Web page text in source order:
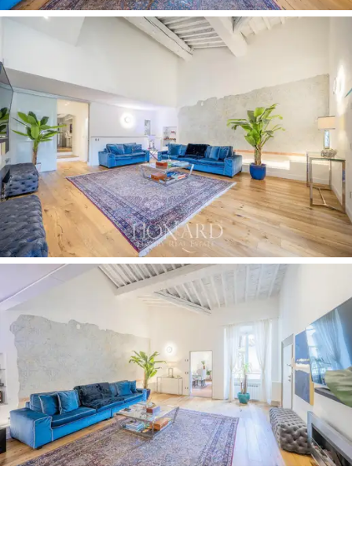
Sisäänkäynti avautuu suureen ja valoisaan
olohuoneeseen, jolle on ominaista korkea katto
puupalkeilla, parkettilattia ja näyttävä bioetanolitakka.
Taitavasti entisöity 1600-luvun freskorikastuttaa
tätä tilaa lisäämällä ripauksen eleganssia ja
hienostuneisuutta. Olohuonetta täydentää valoisa
ruokasali, jossa on tyylikkäästi kalustettu
terrakottalattia, josta pääsee työhuoneeseen, jossa on
monikäyttöinen parvi, joka sopii ihanteellisesti luku- tai
vierashuoneeksi. Sieltä kohtaat ensimmäisen kahden
hengen makuuhuoneen, jossa on vaatehuone ja
kylpyhuone marmorilla ja puulla. Pääoleskeluhuoneesta,
asunnon vasemmassa siivessä, on sen sijaan ruokailu-
keittiö parkettilattialla ja kätevä sisäänrakennettu
säilytystila, toinen kahden hengen makuuhuone
antiikkiterakottalattialla ja lopuksi toinen kylpyhuone.
Jokainen huone on huolella huollettu, ja ne kylpevät
luonnonvalossa, ja niissä on korkealaatuiset kalusteet.
Kiinteistön peruskorjaus on tehty huolellisesti, mikä
takaaharmonisen tilanjaon ja täydellisen tasapainon
klassisten ja nykyaikaisten elementtien välillä.